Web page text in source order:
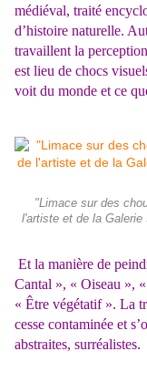
médiéval, traité
d’histoire naturelle.
travaillent la
est lieu de chocs
voit du monde et ce
"Limace sur des
l'artiste et de la
Et la manière de
Cantal », « Oiseau »,
« Être végétatif ». La
cesse contaminée et
abstraites, surréalistes.